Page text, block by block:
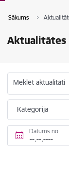
Sākums
Aktualitātes
Meklēt aktualitāti
Kategorija
Datums no